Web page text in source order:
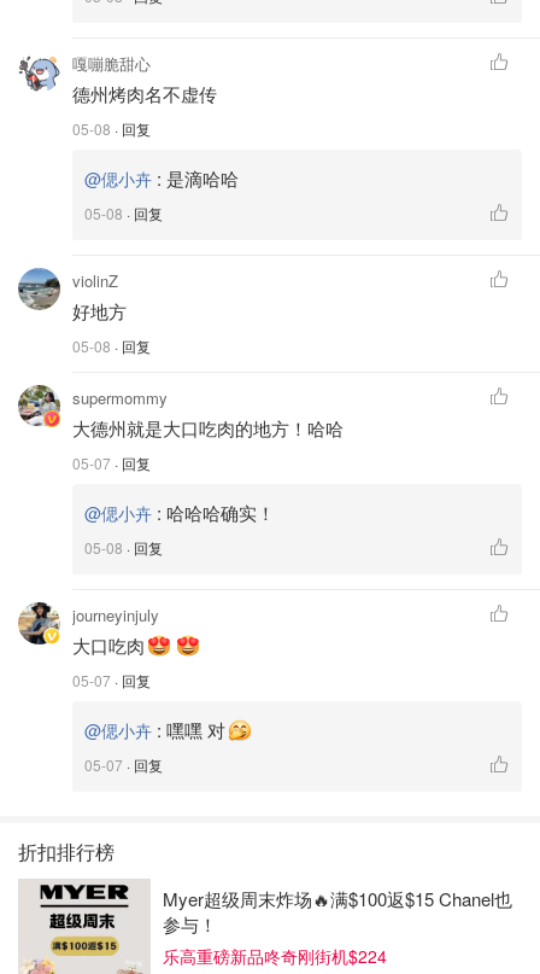
嘎嘣脆甜心
德州烤肉名不虚传
05-08 · 回复
@偲小卉 : 是滴哈哈
05-08 · 回复
violinZ
好地方
05-08 · 回复
supermommy
大德州就是大口吃肉的地方！哈哈
05-07 · 回复
@偲小卉 : 哈哈哈确实！
05-08 · 回复
journeyinjuly
大口吃肉
05-07 · 回复
@偲小卉 : 嘿嘿 对
05-07 · 回复
折扣排行榜
Myer超级周末炸场🔥满$100返$15 Chanel也
参与！
乐高重磅新品咚奇刚街机$224